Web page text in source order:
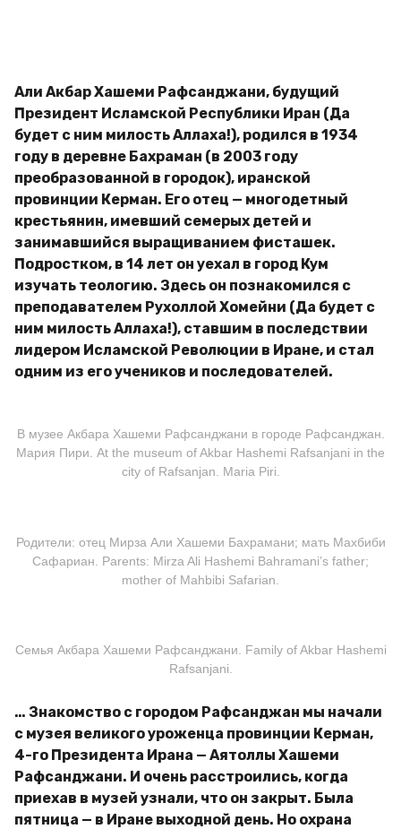
Али Акбар Хашеми Рафсанджани, будущий
Президент Исламской Республики Иран (Да
будет с ним милость Аллаха!), родился в 1934
году в деревне Бахраман (в 2003 году
преобразованной в городок), иранской
провинции Керман. Его отец — многодетный
крестьянин, имевший семерых детей и
занимавшийся выращиванием фисташек.
Подростком, в 14 лет он уехал в город Кум
изучать теологию. Здесь он познакомился с
преподавателем Рухоллой Хомейни (Да будет с
ним милость Аллаха!), ставшим в последствии
лидером Исламской Революции в Иране, и стал
одним из его учеников и последователей.
В музее Акбара Хашеми Рафсанджани в городе Рафсанджан.
Мария Пири. At the museum of Akbar Hashemi Rafsanjani in the
city of Rafsanjan. Maria Piri.
Родители: отец Мирза Али Хашеми Бахрамани; мать Махбиби
Сафариан. Parents: Mirza Ali Hashemi Bahramani’s father;
mother of Mahbibi Safarian.
Семья Акбара Хашеми Рафсанджани. Family of Akbar Hashemi
Rafsanjani.
… Знакомство с городом Рафсанджан мы начали
с музея великого уроженца провинции Керман,
4-го Президента Ирана — Аятоллы Хашеми
Рафсанджани. И очень расстроились, когда
приехав в музей узнали, что он закрыт. Была
пятница — в Иране выходной день. Но охрана